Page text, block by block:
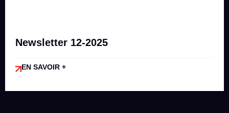
Newsletter 12-2025
EN SAVOIR +